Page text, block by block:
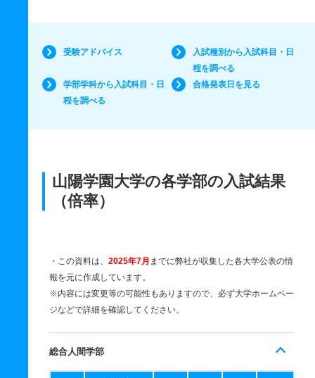
受験アドバイス
入試種別から入試科目・日
程を調べる
学部学科から入試科目・日
程を調べる
合格発表日を見る
山陽学園大学の各学部の入試結果
（倍率）
・この資料は、 2025年7月 までに弊社が収集した各大学公表の情
報を元に作成しています。
※内容には変更等の可能性もありますので、必ず大学ホームペー
ジなどで詳細を確認してください。
総合人間学部